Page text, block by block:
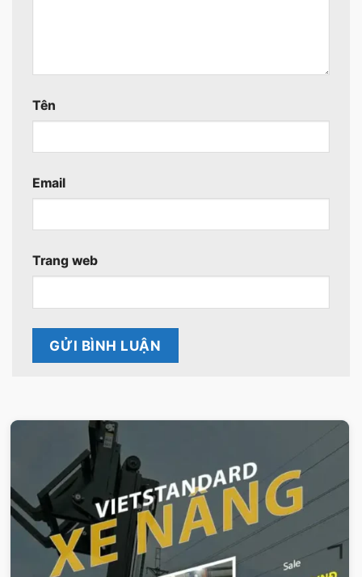
VIETSTANDARD VIỆT NAM
Xe-nang
Tên
Email
Trang web